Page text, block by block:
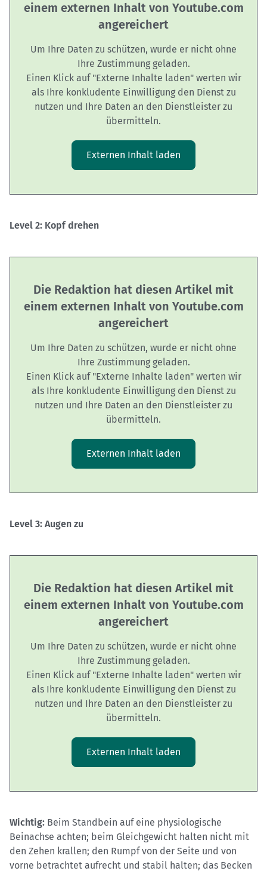
einem externen Inhalt von Youtube.com
angereichert
Um Ihre Daten zu schützen, wurde er nicht ohne
Ihre Zustimmung geladen.
Einen Klick auf "Externe Inhalte laden" werten wir
als Ihre konkludente Einwilligung den Dienst zu
nutzen und Ihre Daten an den Dienstleister zu
übermitteln.
Externen Inhalt laden
Level 2: Kopf drehen
Die Redaktion hat diesen Artikel mit
einem externen Inhalt von Youtube.com
angereichert
Um Ihre Daten zu schützen, wurde er nicht ohne
Ihre Zustimmung geladen.
Einen Klick auf "Externe Inhalte laden" werten wir
als Ihre konkludente Einwilligung den Dienst zu
nutzen und Ihre Daten an den Dienstleister zu
übermitteln.
Externen Inhalt laden
Level 3: Augen zu
Die Redaktion hat diesen Artikel mit
einem externen Inhalt von Youtube.com
angereichert
Um Ihre Daten zu schützen, wurde er nicht ohne
Ihre Zustimmung geladen.
Einen Klick auf "Externe Inhalte laden" werten wir
als Ihre konkludente Einwilligung den Dienst zu
nutzen und Ihre Daten an den Dienstleister zu
übermitteln.
Externen Inhalt laden
Wichtig: Beim Standbein auf eine physiologische
Beinachse achten; beim Gleichgewicht halten nicht mit
den Zehen krallen; den Rumpf von der Seite und von
vorne betrachtet aufrecht und stabil halten; das Becken